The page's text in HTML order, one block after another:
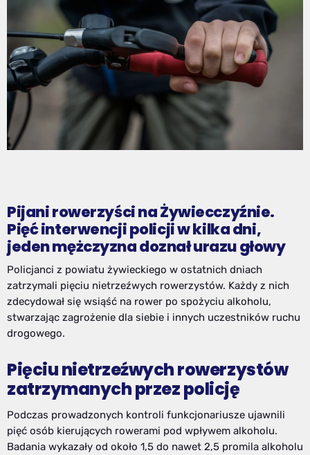
Pijani rowerzyści na Żywiecczyźnie.
Pięć interwencji policji w kilka dni,
jeden mężczyzna doznał urazu głowy
Policjanci z powiatu żywieckiego w ostatnich dniach
zatrzymali pięciu nietrzeźwych rowerzystów. Każdy z nich
zdecydował się wsiąść na rower po spożyciu alkoholu,
stwarzając zagrożenie dla siebie i innych uczestników ruchu
drogowego.
Pięciu nietrzeźwych rowerzystów
zatrzymanych przez policję
Podczas prowadzonych kontroli funkcjonariusze ujawnili
pięć osób kierujących rowerami pod wpływem alkoholu.
Badania wykazały od około 1,5 do nawet 2,5 promila alkoholu